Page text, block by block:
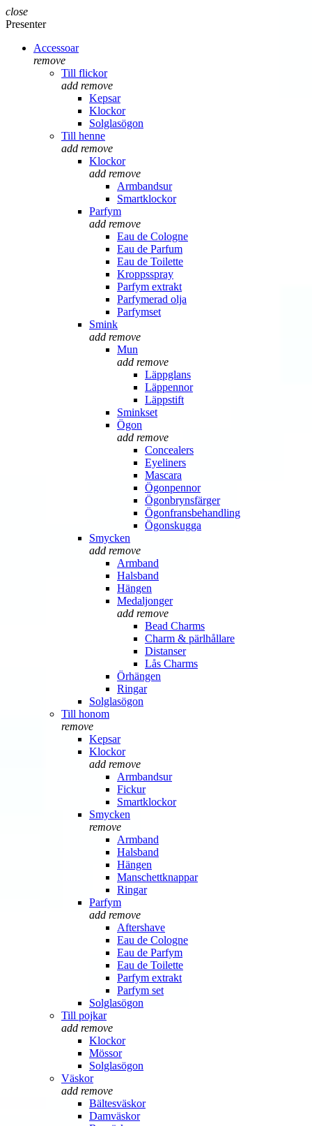
close
Presenter
Accessoar
remove
Till flickor
add remove
Kepsar
Klockor
Solglasögon
Till henne
add remove
Klockor
add remove
Armbandsur
Smartklockor
Parfym
add remove
Eau de Cologne
Eau de Parfum
Eau de Toilette
Kroppsspray
Parfym extrakt
Parfymerad olja
Parfymset
Smink
add remove
Mun
add remove
Läppglans
Läppennor
Läppstift
Sminkset
Ögon
add remove
Concealers
Eyeliners
Mascara
Ögonpennor
Ögonbrynsfärger
Ögonfransbehandling
Ögonskugga
Smycken
add remove
Armband
Halsband
Hängen
Medaljonger
add remove
Bead Charms
Charm & pärlhållare
Distanser
Lås Charms
Örhängen
Ringar
Solglasögon
Till honom
remove
Kepsar
Klockor
add remove
Armbandsur
Fickur
Smartklockor
Smycken
remove
Armband
Halsband
Hängen
Manschettknappar
Ringar
Parfym
add remove
Aftershave
Eau de Cologne
Eau de Parfym
Eau de Toilette
Parfym extrakt
Parfym set
Solglasögon
Till pojkar
add remove
Klockor
Mössor
Solglasögon
Väskor
add remove
Bältesväskor
Damväskor